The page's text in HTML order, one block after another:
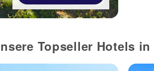
Topseller Hotels